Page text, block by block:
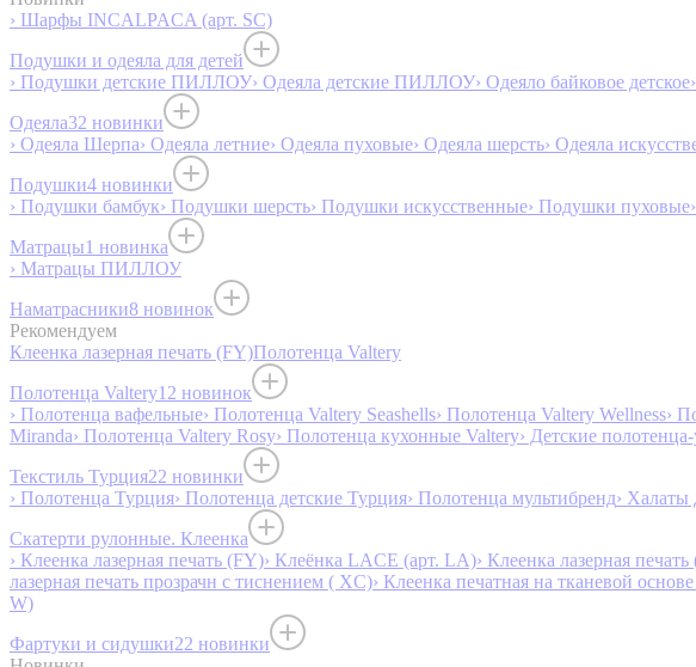
› Шарфы INCALPACA (арт. SC)
Подушки и одеяла для детей
› Подушки детские ПИЛЛОУ› Одеяла детские ПИЛЛОУ› Одеяло байковое детское
Одеяла32 новинки
› Одеяла Шерпа› Одеяла летние› Одеяла пуховые› Одеяла шерсть› Одеяла
Подушки4 новинки
› Подушки бамбук› Подушки шерсть› Подушки искусственные› Подушки пуховые
Матрацы1 новинка
› Матрацы ПИЛЛОУ
Наматрасники8 новинок
Рекомендуем
Клеенка лазерная печать (FY)Полотенца Valtery
Полотенца Valtery12 новинок
› Полотенца вафельные› Полотенца Valtery Seashells› Полотенца Valtery Wellness›
Miranda› Полотенца Valtery Rosy› Полотенца кухонные Valtery› Детские
Текстиль Турция22 новинки
› Полотенца Турция› Полотенца детские Турция› Полотенца мультибренд› Халаты
Скатерти рулонные. Клеенка
› Клеенка лазерная печать (FY)› Клеёнка LACE (арт. LA)› Клеенка лазерная печать
лазерная печать прозрачн с тиснением ( XC)› Клеенка печатная на тканевой
W)
Фартуки и сидушки22 новинки